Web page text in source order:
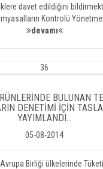
davet edildiğini
Kontrolü
devamı
36
BULUNAN
DENETİMİ İÇİN
YAYIMLANDI…
05-08-2014
Birliği ülkelerinde